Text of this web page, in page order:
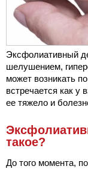
Эксфолиативный
шелушением,
может возникать
встречается как у
ее тяжело и
такое?
До того момента,